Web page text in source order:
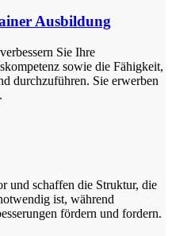
Ausbildung
Sie Ihre
sowie die Fähigkeit,
durchzuführen. Sie erwerben
und schaffen die Struktur, die
ist, während
fördern und fordern.